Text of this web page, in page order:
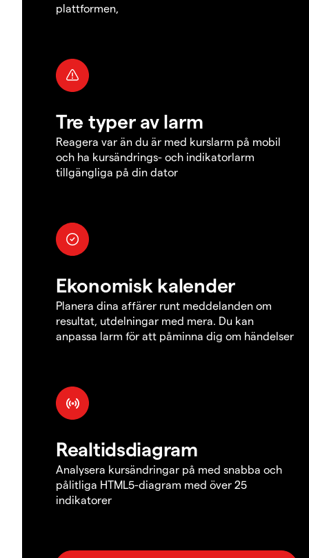
plattformen,
Tre typer av larm
Reagera var än du är med kurslarm på mobil
och ha kursändrings- och indikatorlarm
tillgängliga på din dator
Ekonomisk kalender
Planera dina affärer runt meddelanden om
resultat, utdelningar med mera. Du kan
anpassa larm för att påminna dig om händelser
Realtidsdiagram
Analysera kursändringar på med snabba och
pålitliga HTML5-diagram med över 25
indikatorer